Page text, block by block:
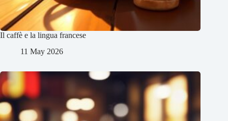
Il caffè e la lingua francese
11 May 2026